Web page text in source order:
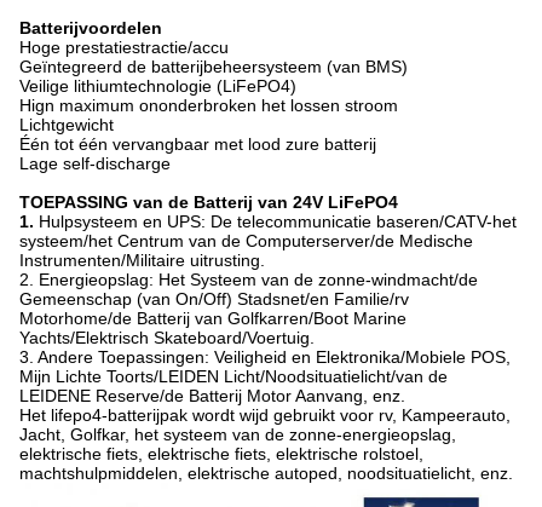
Batterijvoordelen
Hoge prestatiestractie/accu
Geïntegreerd de batterijbeheersysteem (van BMS)
Veilige lithiumtechnologie (LiFePO4)
Hign maximum ononderbroken het lossen stroom
Lichtgewicht
Één tot één vervangbaar met lood zure batterij
Lage self-discharge
TOEPASSING van de Batterij van 24V LiFePO4
1. Hulpsysteem en UPS: De telecommunicatie baseren/CATV-het
systeem/het Centrum van de Computerserver/de Medische
Instrumenten/Militaire uitrusting.
2. Energieopslag: Het Systeem van de zonne-windmacht/de
Gemeenschap (van On/Off) Stadsnet/en Familie/rv
Motorhome/de Batterij van Golfkarren/Boot Marine
Yachts/Elektrisch Skateboard/Voertuig.
3. Andere Toepassingen: Veiligheid en Elektronika/Mobiele POS,
Mijn Lichte Toorts/LEIDEN Licht/Noodsituatielicht/van de
LEIDENE Reserve/de Batterij Motor Aanvang, enz.
Het lifepo4-batterijpak wordt wijd gebruikt voor rv, Kampeerauto,
Jacht, Golfkar, het systeem van de zonne-energieopslag,
elektrische fiets, elektrische fiets, elektrische rolstoel,
machtshulpmiddelen, elektrische autoped, noodsituatielicht, enz.